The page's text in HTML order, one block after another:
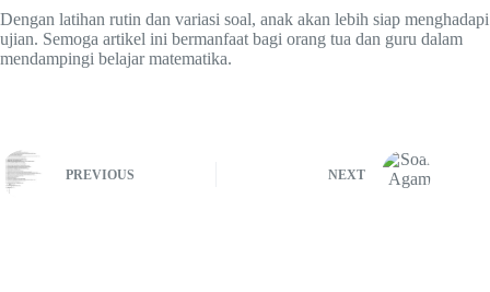
Dengan latihan rutin dan variasi soal, anak akan lebih siap menghadapi
ujian. Semoga artikel ini bermanfaat bagi orang tua dan guru dalam
mendampingi belajar matematika.
PREVIOUS NEXT